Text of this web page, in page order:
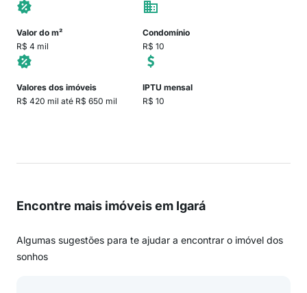
Valor do m²
R$ 4 mil
Condomínio
R$ 10
Valores dos imóveis
R$ 420 mil até R$ 650 mil
IPTU mensal
R$ 10
Encontre mais imóveis em Igará
Algumas sugestões para te ajudar a encontrar o imóvel dos
sonhos